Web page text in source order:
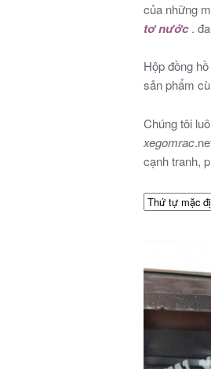
của những
tơ nước.
Hộp đồng
sản phẩm
Chúng tôi
xegomrac
cạnh tranh,